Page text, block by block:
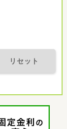
リセット